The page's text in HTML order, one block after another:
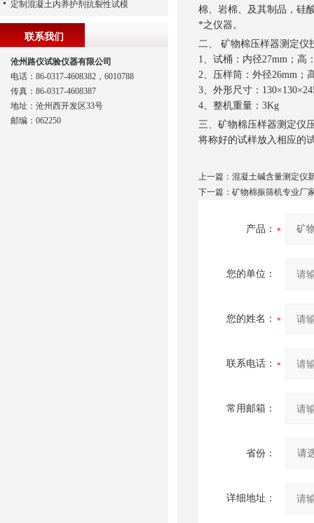
棉、岩棉、及其制品，硅
*之仪器。
二、 矿物棉压样器测定仪
1、试桶：内径27mm；高
2、压样筒：外径26mm；
3、外形尺寸：
4、整机重量：3Kg
三、矿物棉压样器测定仪
将称好的试样放入相应的
上一篇： 混凝土碱含量测定仪
下一篇： 矿物棉振筛机专业厂
产品：
您的单位：
您的姓名：
联系电话：
常用邮箱：
省份：
详细地址：
定制混凝土内养护剂抗裂性试模
联系我们
沧州路仪试验仪器有限公司
电话：86-0317-4608382，6010788
传真：86-0317-4608387
地址：沧州西开发区33号
邮编：062250